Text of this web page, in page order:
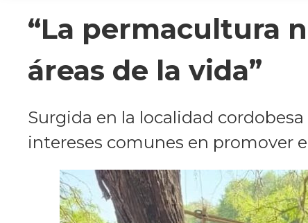
“La permacultura
áreas de la vida”
Surgida en la localidad
intereses comunes en promover